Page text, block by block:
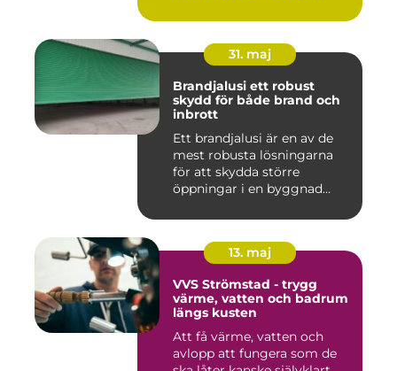
31. maj
Brandjalusi ett robust
skydd för både brand och
inbrott
Ett brandjalusi är en av de
mest robusta lösningarna
för att skydda större
öppningar i en byggnad
13. maj
VVS Strömstad - trygg
värme, vatten och badrum
längs kusten
Att få värme, vatten och
avlopp att fungera som de